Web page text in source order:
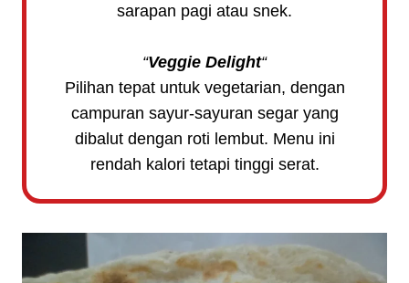
sarapan pagi atau snek.
“Veggie Delight“
Pilihan tepat untuk vegetarian, dengan
campuran sayur-sayuran segar yang
dibalut dengan roti lembut. Menu ini
rendah kalori tetapi tinggi serat.